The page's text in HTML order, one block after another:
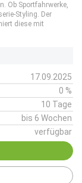
Ob Sportfahrwerke,
Styling. Der
diese mit
17.09.2025
0 %
10 Tage
bis 6 Wochen
verfügbar